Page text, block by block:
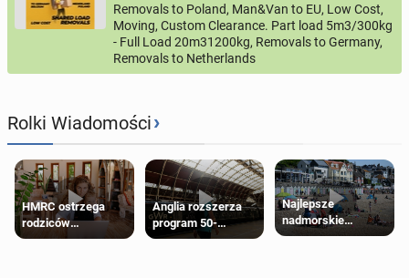
Removals to Poland, Man&Van to EU, Low Cost,
Moving, Custom Clearance. Part load 5m3/300kg
- Full Load 20m31200kg, Removals to Germany,
Removals to Netherlands
Rolki Wiadomości›
HMRC ostrzega
rodziców
pobierających Child
Anglia rozszerza
program 50-
procentowych
Najlepsze
nadmorskie
miasteczko blisko